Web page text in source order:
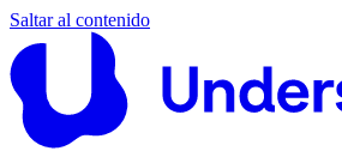
Saltar al contenido